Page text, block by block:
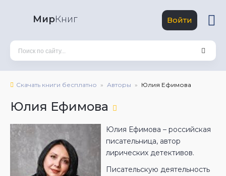
МирКниг Войти
Скачать книги бесплатно Авторы Юлия Ефимова
Юлия Ефимова
Юлия Ефимова – российская
писательница, автор
лирических детективов.
Писательскую деятельность